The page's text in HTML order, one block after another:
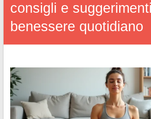
consigli e
benessere quotidiano